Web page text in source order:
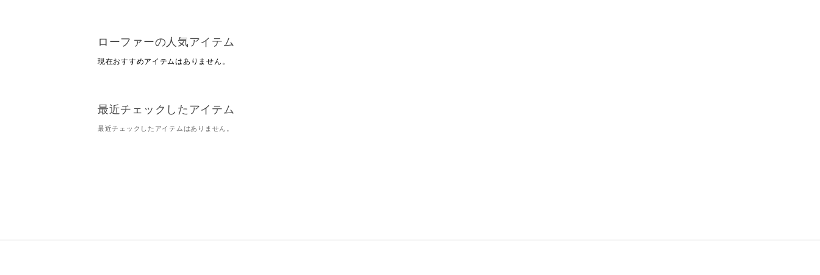
ローファーの人気アイテム
現在おすすめアイテムはありません。
最近チェックしたアイテム
最近チェックしたアイテムはありません。